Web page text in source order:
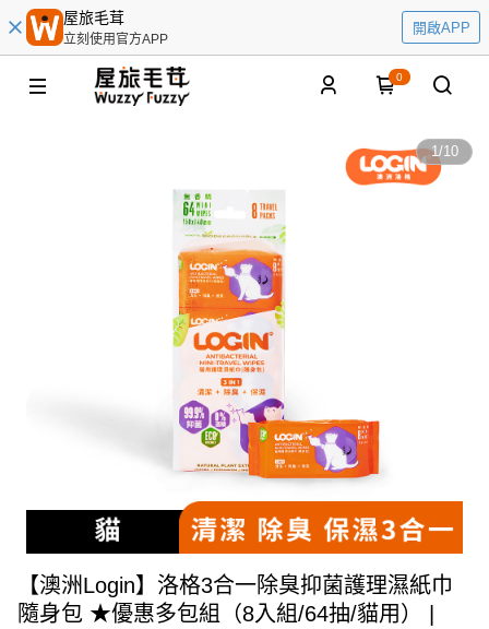
屋旅毛茸
立刻使用官方APP
開啟APP
0
1/10
【澳洲Login】洛格3合一除臭抑菌護理濕紙巾
隨身包 ★優惠多包組（8入組/64抽/貓用） |